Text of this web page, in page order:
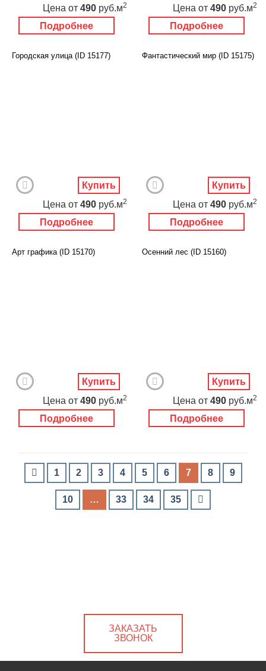
Подробнее
Цена от 490 руб.м2
Подробнее
Цена от 490 руб.м2
Городская улица (ID 15177)
Подробнее
Цена от 490 руб.м2
Купить
Фантастический мир (ID 15175)
Подробнее
Цена от 490 руб.м2
Купить
Арт графика (ID 15170)
Подробнее
Цена от 490 руб.м2
Купить
Осенний лес (ID 15160)
Подробнее
Цена от 490 руб.м2
Купить
1 2 3 4 5 6 7 8 9
10 … 33 34 35
ЗАКАЗАТЬ
ЗВОНОК